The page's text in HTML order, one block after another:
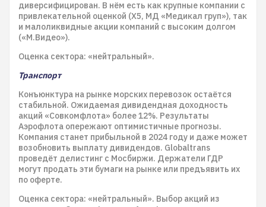
диверсифицирован. В нём есть как крупные компании с
привлекательной оценкой (Х5, МД «Медикал груп»), так
и малоликвидные акции компаний с высоким долгом
(«М.Видео»).
Оценка сектора: «нейтральный».
Транспорт
Конъюнктура на рынке морских перевозок остаётся
стабильной. Ожидаемая дивидендная доходность
акций «Совкомфлота» более 12%. Результаты
Аэрофлота опережают оптимистичные прогнозы.
Компания станет прибыльной в 2024 году и даже может
возобновить выплату дивидендов. Globaltrans
проведёт делистинг с Мосбиржи. Держатели ГДР
могут продать эти бумаги на рынке или предъявить их
по оферте.
Оценка сектора: «нейтральный». Выбор акций из